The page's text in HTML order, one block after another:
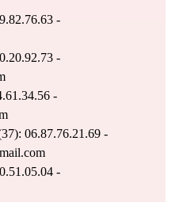
-
-
-
06.87.76.21.69 -
-